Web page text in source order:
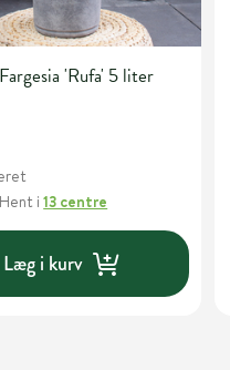
'Rufa' 5 liter
i13 centre
Læg i kurv